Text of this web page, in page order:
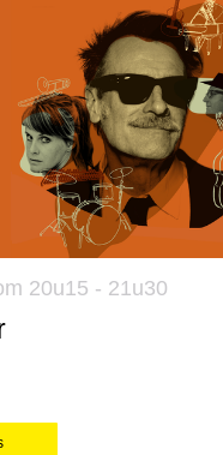
20u15 - 21u30